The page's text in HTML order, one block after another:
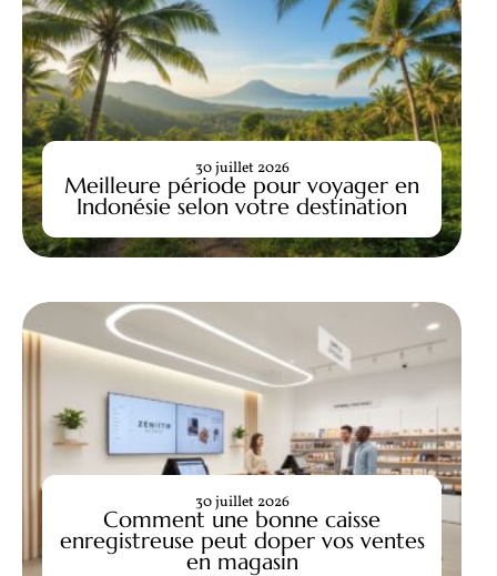
Meilleure période pour voyager en
Indonésie selon votre destination
30 juillet 2026
Comment une bonne caisse
enregistreuse peut doper vos ventes
en magasin
30 juillet 2026